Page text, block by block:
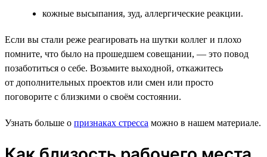
кожные высыпания, зуд, аллергические реакции.
Если вы стали реже реагировать на шутки коллег и плохо
помните, что было на прошедшем совещании, — это повод
позаботиться о себе. Возьмите выходной, откажитесь
от дополнительных проектов или смен или просто
поговорите с близкими о своём состоянии.
Узнать больше о признаках стресса можно в нашем материале.